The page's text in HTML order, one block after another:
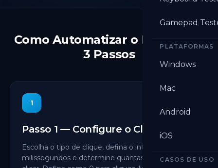
Gamepad
PLATAFORMAS
Windows
Mac
Android
iOS
CASOS DE USO
Como Automatizar o Mouse em
3 Passos
1
Passo 1 — Configure o Clique
Escolha o tipo de clique, defina o intervalo em
milissegundos e determine quantas vezes deve